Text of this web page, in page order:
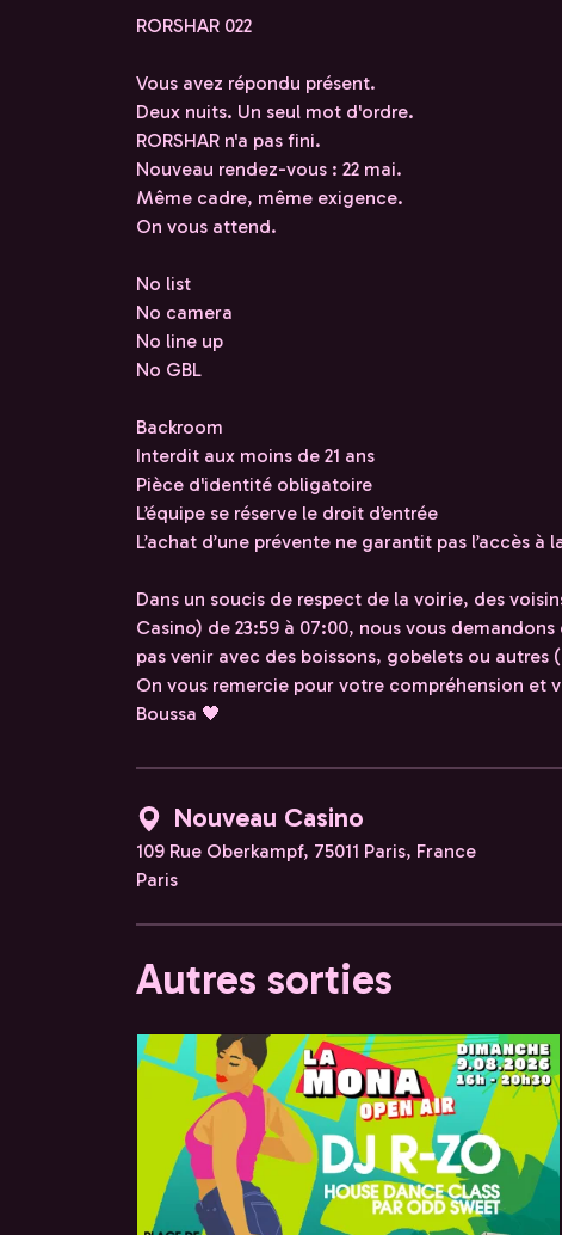
RORSHAR 022
Vous avez répondu présent.
Deux nuits. Un seul mot d'ordre.
RORSHAR n'a pas fini.
Nouveau rendez-vous : 22 mai.
Même cadre, même exigence.
On vous attend.
No list
No camera
No line up
No GBL
Backroom
Interdit aux moins de 21 ans
Pièce d'identité obligatoire
L’équipe se réserve le droit d’entrée
L’achat d’une prévente ne garantit pas l’accès à
Dans un soucis de respect de la voirie, des
Casino) de 23:59 à 07:00, nous vous
pas venir avec des boissons, gobelets ou autres
On vous remercie pour votre compréhension et
Boussa 🖤
Nouveau Casino
109 Rue Oberkampf, 75011 Paris, France
Paris
Autres sorties